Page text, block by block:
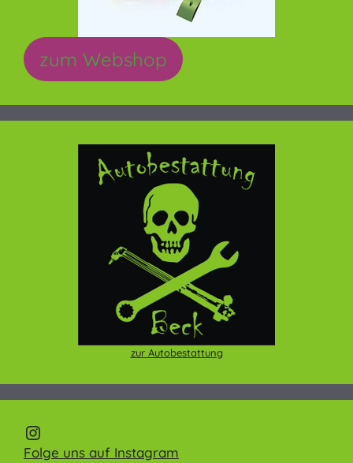
zum Webshop
zur Autobestattung
AVB-Beck on Instagram
Folge uns auf Instagram